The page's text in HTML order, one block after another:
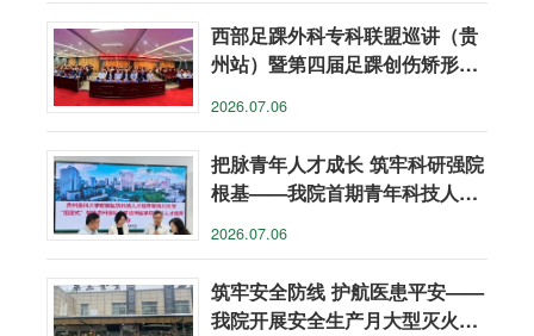
西部足踝外科专科联盟巡讲（贵
州站）暨第四届足踝创伤矫形高
2026.07.06
把脉青年人才成长 筑牢科研强院
根基——我院首期青年科技人才
2026.07.06
筑牢安全防线 护航医患平安——
我院开展安全生产月大型灭火实